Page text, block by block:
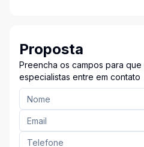
Proposta
Preencha os campos para que
especialistas entre em contato